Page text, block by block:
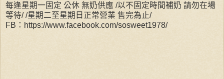
每逢星期一固定 公休 無奶供應 /以不固定時間補奶 請勿在場
等待/ /星期二至星期日正常營業 售完為止/
FB：https://www.facebook.com/sosweet1978/